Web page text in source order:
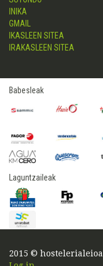
INIKA
GMAIL
IKASLEEN SITEA
IRAKASLEEN SITEA
Babesleak
Laguntzaileak
2015 © hostelerialeioa